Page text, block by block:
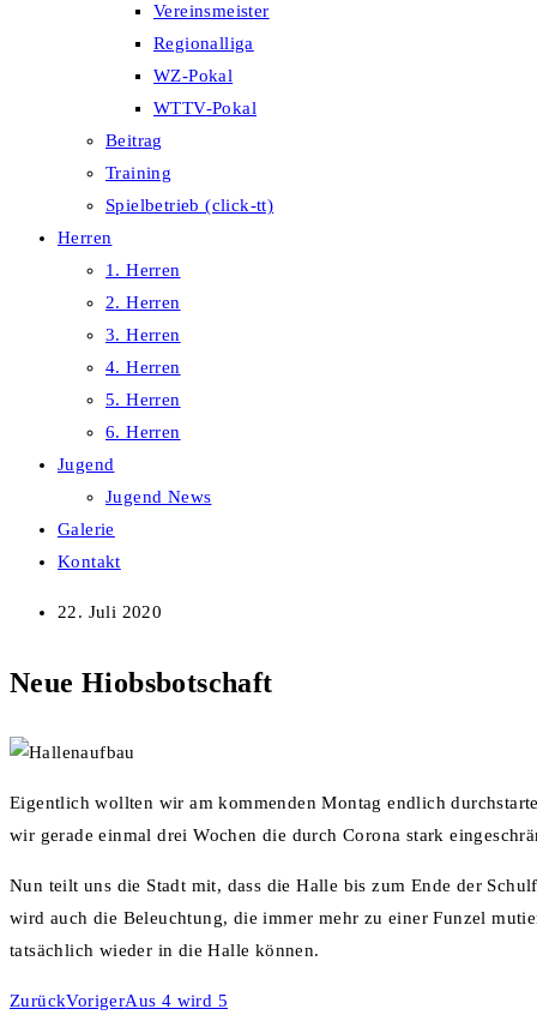
Vereinsmeister
Regionalliga
WZ-Pokal
WTTV-Pokal
Beitrag
Training
Spielbetrieb (click-tt)
Herren
1. Herren
2. Herren
3. Herren
4. Herren
5. Herren
6. Herren
Jugend
Jugend News
Galerie
Kontakt
22. Juli 2020
Neue Hiobsbotschaft
Eigentlich wollten wir am kommenden Montag endlich
wir gerade einmal drei Wochen die durch Corona stark
Nun teilt uns die Stadt mit, dass die Halle bis zum Ende der
wird auch die Beleuchtung, die immer mehr zu einer Funzel
tatsächlich wieder in die Halle können.
ZurückVorigerAus 4 wird 5